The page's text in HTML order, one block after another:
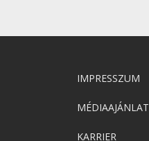
IMPRESSZUM
MÉDIAAJÁNLAT
KARRIER